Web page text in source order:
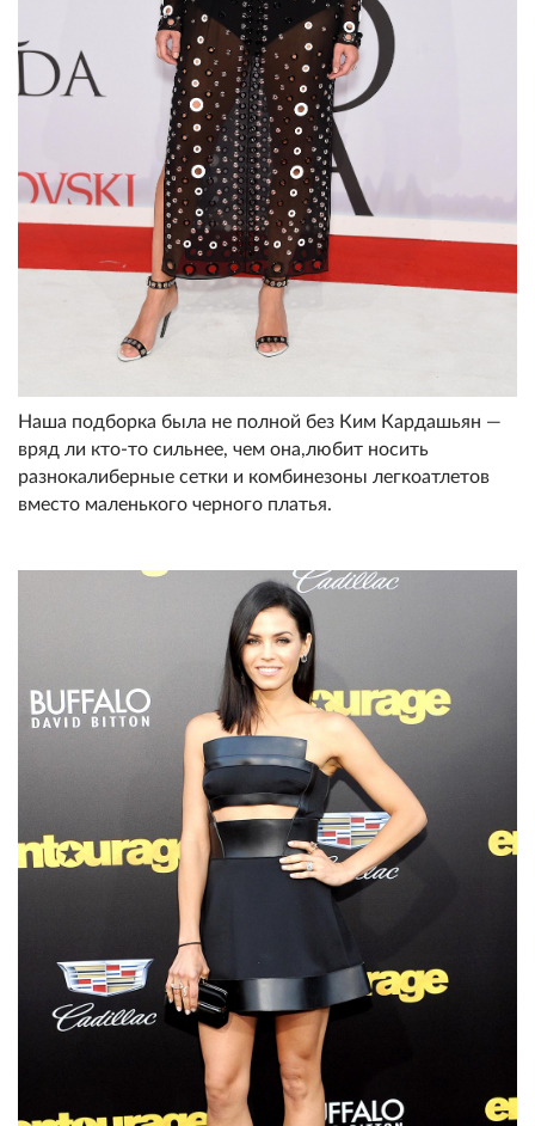
Наша подборка была не полной без Ким Кардашьян —
вряд ли кто-то сильнее, чем она,любит носить
разнокалиберные сетки и комбинезоны легкоатлетов
вместо маленького черного платья.